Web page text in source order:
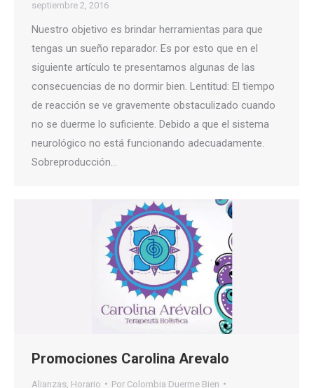
septiembre 2, 2016
Nuestro objetivo es brindar herramientas para que
tengas un sueño reparador. Es por esto que en el
siguiente artículo te presentamos algunas de las
consecuencias de no dormir bien. Lentitud: El tiempo
de reacción se ve gravemente obstaculizado cuando
no se duerme lo suficiente. Debido a que el sistema
neurológico no está funcionando adecuadamente.
Sobreproducción…
Promociones Carolina Arevalo
Alianzas Horario Por Colombia Duerme Bien